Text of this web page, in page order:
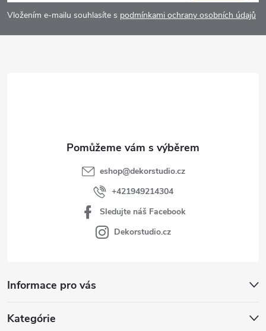
p
a
Vložením e-mailu souhlasíte s podmínkami ochrany osobních údajů
Informace pro vás
Kategórie
eshop@dekorstudio.cz
+421949214304
Sledujte náš Facebook
Dekorstudio.cz